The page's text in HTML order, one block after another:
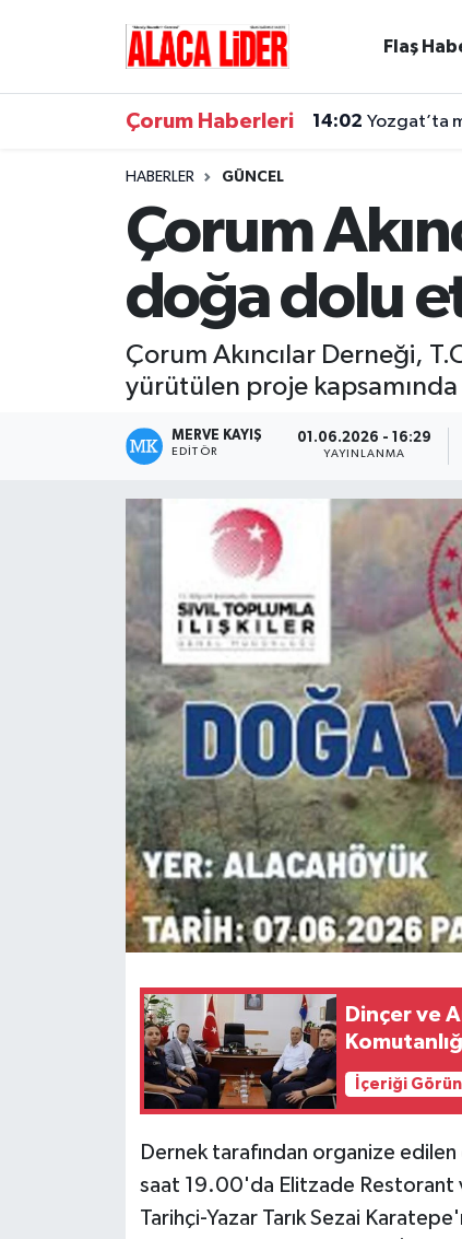
Flaş
Çorum Haberleri 14:02 Yozgat’ta
HABERLER GÜNCEL
Çorum
doğa dolu
Çorum Akıncılar Derneği,
yürütülen proje kapsamında
MERVE KAYIŞ
EDITÖR
01.06.2026 - 16:29
YAYINLANMA
Dinçer ve
İçeriği
Dernek tarafından organize
saat 19.00'da Elitzade Restorant
Tarihçi-Yazar Tarık Sezai
Çorum Trafik Yoğunluk Haritası
Süper Lig Puan Durumu ve Fikstür
Tüm Manşetler